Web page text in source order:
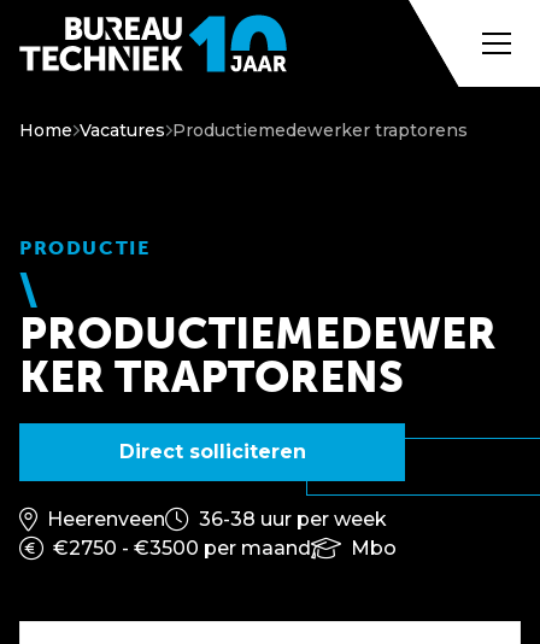
Home Vacatures Productiemedewerker traptorens
PRODUCTIE
PRODUCTIEMEDEWER
KER TRAPTORENS
Direct solliciteren
Heerenveen
36-38 uur per week
€2750 - €3500 per maand
Mbo